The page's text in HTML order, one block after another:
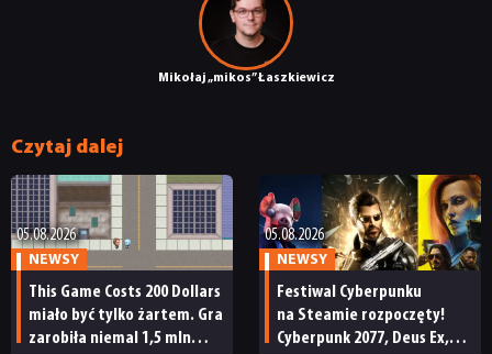
KULTURA
RETRO
DYSKUSJE
JUŻ GRALIŚMY
Mikołaj „mikos” Łaszkiewicz
Czytaj dalej
05.08.2026
NEWSY
This Game Costs 200 Dollars
miało być tylko żartem. Gra
zarobiła niemal 1,5 mln
05.08.2026
NEWSY
Festiwal Cyberpunku
na Steamie rozpoczęty!
Cyberpunk 2077, Deus Ex,